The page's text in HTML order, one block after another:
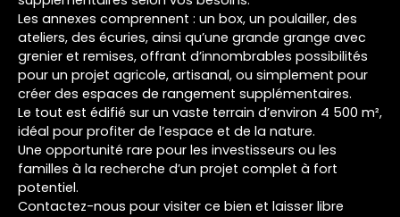
Les annexes comprennent : un box, un poulailler, des
ateliers, des écuries, ainsi qu’une grande grange avec
grenier et remises, offrant d’innombrables possibilités
pour un projet agricole, artisanal, ou simplement pour
créer des espaces de rangement supplémentaires.
Le tout est édifié sur un vaste terrain d’environ 4 500 m²,
idéal pour profiter de l’espace et de la nature.
Une opportunité rare pour les investisseurs ou les
familles à la recherche d’un projet complet à fort
potentiel.
Contactez-nous pour visiter ce bien et laisser libre